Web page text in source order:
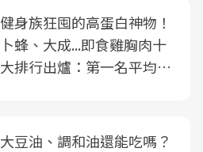
健身族狂囤的高蛋白神物！
卜蜂、大成...即食雞胸肉十
大排行出爐：第一名平均一
大豆油、調和油還能吃嗎？